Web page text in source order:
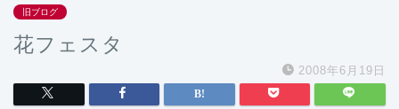
旧ブログ
花フェスタ
2008年6月19日